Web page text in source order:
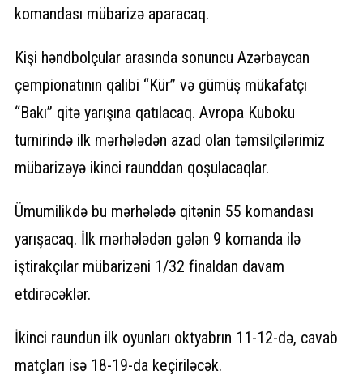
komandası mübarizə aparacaq.
Kişi həndbolçular arasında sonuncu Azərbaycan
çempionatının qalibi “Kür” və gümüş mükafatçı
“Bakı” qitə yarışına qatılacaq. Avropa Kuboku
turnirində ilk mərhələdən azad olan təmsilçilərimiz
mübarizəyə ikinci raunddan qoşulacaqlar.
Ümumilikdə bu mərhələdə qitənin 55 komandası
yarışacaq. İlk mərhələdən gələn 9 komanda ilə
iştirakçılar mübarizəni 1/32 finaldan davam
etdirəcəklər.
İkinci raundun ilk oyunları oktyabrın 11-12-də, cavab
matçları isə 18-19-da keçiriləcək.